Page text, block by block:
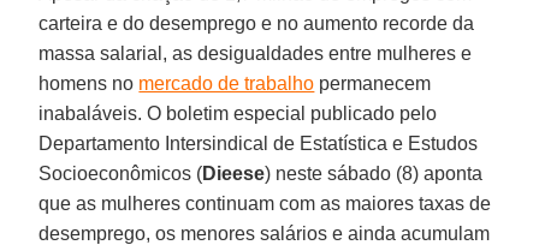
carteira e do desemprego e no aumento recorde da
massa salarial, as desigualdades entre mulheres e
homens no mercado de trabalho permanecem
inabaláveis. O boletim especial publicado pelo
Departamento Intersindical de Estatística e Estudos
Socioeconômicos (Dieese) neste sábado (8) aponta
que as mulheres continuam com as maiores taxas de
desemprego, os menores salários e ainda acumulam